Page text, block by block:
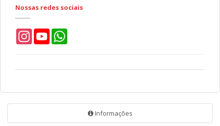
Nossas redes sociais
InstagramYouTube
Informações